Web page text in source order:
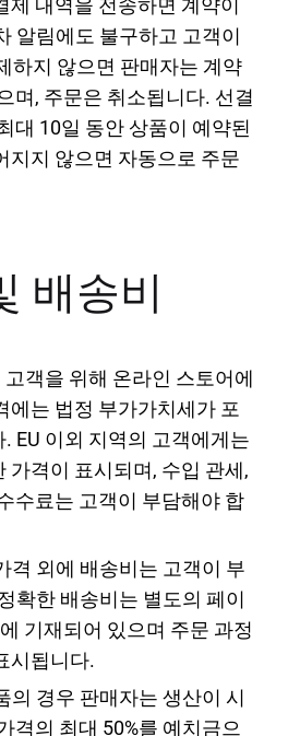
제 내역을 전송하면 계약이
알림에도 불구하고 고객이
하지 않으면 판매자는 계약
며, 주문은 취소됩니다. 선결
대 10일 동안 상품이 예약된
지지 않으면 자동으로 주문
배송비
고객을 위해 온라인 스토어에
에는 법정 부가가치세가 포
EU 이외 지역의 고객에게는
가격이 표시되며, 수입 관세,
수료는 고객이 부담해야 합
격 외에 배송비는 고객이 부
확한 배송비는 별도의 페이
기재되어 있으며 주문 과정
시됩니다.
의 경우 판매자는 생산이 시
격의 최대 50%를 예치금으